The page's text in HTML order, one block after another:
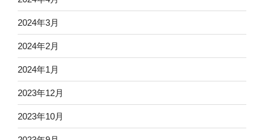
2024年3月
2024年2月
2024年1月
2023年12月
2023年10月